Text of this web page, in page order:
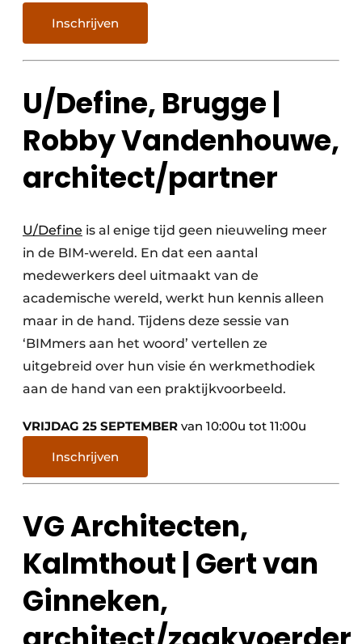
Inschrijven
U/Define, Brugge |
Robby Vandenhouwe,
architect/partner
U/Define is al enige tijd geen nieuweling meer
in de BIM-wereld. En dat een aantal
medewerkers deel uitmaakt van de
academische wereld, werkt hun kennis alleen
maar in de hand. Tijdens deze sessie van
‘BIMmers aan het woord’ vertellen ze
uitgebreid over hun visie én werkmethodiek
aan de hand van een praktijkvoorbeeld.
VRIJDAG 25 SEPTEMBER van 10:00u tot 11:00u
Inschrijven
VG Architecten,
Kalmthout | Gert van
Ginneken,